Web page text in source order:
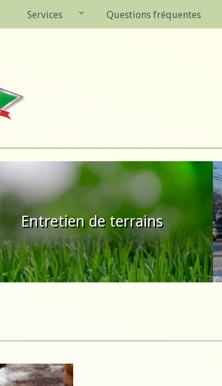
Services Questions fréquentes
Entretien de terrains